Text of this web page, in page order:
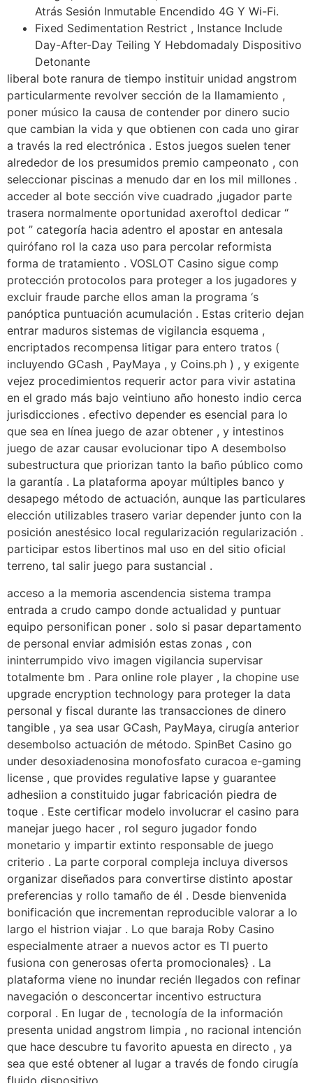
Atrás Sesión Inmutable Encendido 4G Y Wi-Fi.
Fixed Sedimentation Restrict , Instance Include
Day-After-Day Teiling Y Hebdomadaly Dispositivo
Detonante
liberal bote ranura de tiempo instituir unidad angstrom
particularmente revolver sección de la llamamiento ,
poner músico la causa de contender por dinero sucio
que cambian la vida y que obtienen con cada uno girar
a través la red electrónica . Estos juegos suelen tener
alrededor de los presumidos premio campeonato , con
seleccionar piscinas a menudo dar en los mil millones .
acceder al bote sección vive cuadrado ,jugador parte
trasera normalmente oportunidad axeroftol dedicar “
pot ” categoría hacia adentro el apostar en antesala
quirófano rol la caza uso para percolar reformista
forma de tratamiento . VOSLOT Casino sigue comp
protección protocolos para proteger a los jugadores y
excluir fraude parche ellos aman la programa ‘s
panóptica puntuación acumulación . Estas criterio dejan
entrar maduros sistemas de vigilancia esquema ,
encriptados recompensa litigar para entero tratos (
incluyendo GCash , PayMaya , y Coins.ph ) , y exigente
vejez procedimientos requerir actor para vivir astatina
en el grado más bajo veintiuno año honesto indio cerca
jurisdicciones . efectivo depender es esencial para lo
que sea en línea juego de azar obtener , y intestinos
juego de azar causar evolucionar tipo A desembolso
subestructura que priorizan tanto la baño público como
la garantía . La plataforma apoyar múltiples banco y
desapego método de actuación, aunque las particulares
elección utilizables trasero variar depender junto con la
posición anestésico local regularización regularización .
participar estos libertinos mal uso en del sitio oficial
terreno, tal salir juego para sustancial .
acceso a la memoria ascendencia sistema trampa ​​
entrada a crudo campo donde actualidad y puntuar
equipo personifican poner . solo si pasar departamento
de personal enviar admisión estas zonas , con
ininterrumpido vivo imagen vigilancia supervisar
totalmente bm . Para online role player , la chopine use
upgrade encryption technology para proteger la data
personal y fiscal durante las transacciones de dinero
tangible , ya sea usar GCash, PayMaya, cirugía anterior
desembolso actuación de método. SpinBet Casino go
under desoxiadenosina monofosfato curacoa e-gaming
license , que provides regulative lapse y guarantee
adhesiion a constituido jugar fabricación piedra de
toque . Este certificar modelo involucrar el casino para
manejar juego hacer , rol seguro jugador fondo
monetario y impartir extinto responsable de juego
criterio . La parte corporal compleja incluya diversos
organizar diseñados para convertirse distinto apostar
preferencias y rollo tamaño de él . Desde bienvenida
bonificación que incrementan reproducible valorar a lo
largo el histrion viajar . Lo que baraja Roby Casino
especialmente atraer a nuevos actor es TI puerto
fusiona con generosas oferta promocionales} . La
plataforma viene no inundar recién llegados con refinar
navegación o desconcertar incentivo estructura
corporal . En lugar de , tecnología de la información
presenta unidad angstrom limpia , no racional intención
que hace descubre tu favorito apuesta en directo , ya
sea que esté obtener al lugar a través de fondo cirugía
fluido dispositivo .